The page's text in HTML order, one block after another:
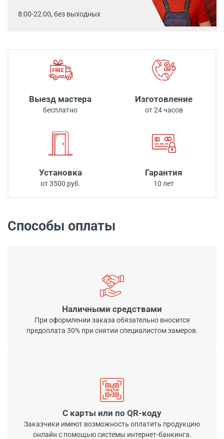
8:00-22:00, без выходных
Выезд мастера
бесплатно
Изготовление
от 24 часов
Установка
от 3500 руб.
Гарантия
10 лет
Способы оплаты
Наличными средствами
При оформлении заказа обязательно вносится
предоплата 30% при снятии специалистом замеров.
С карты или по QR-коду
Заказчики имеют возможность оплатить продукцию
онлайн с помощью системы интернет-банкинга.